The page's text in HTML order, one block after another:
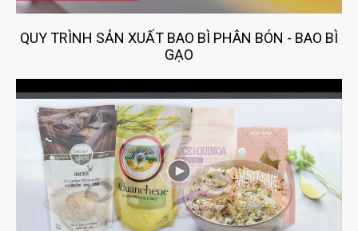
QUY TRÌNH SẢN XUẤT BAO BÌ PHÂN BÓN - BAO BÌ
GẠO
HOÀN THÀNH
Đăng ký tư vấn trực tiếp 24/7:
0909148171